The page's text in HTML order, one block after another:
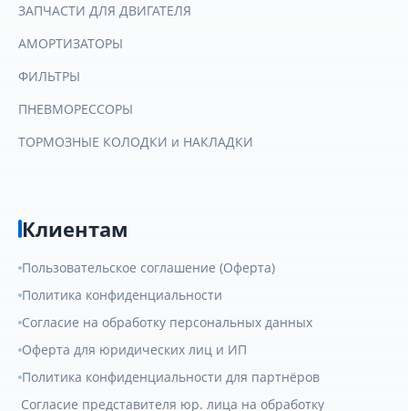
ЗАПЧАСТИ ДЛЯ ДВИГАТЕЛЯ
АМОРТИЗАТОРЫ
ФИЛЬТРЫ
ПНЕВМОРЕССОРЫ
ТОРМОЗНЫЕ КОЛОДКИ и НАКЛАДКИ
Клиентам
Пользовательское соглашение (Оферта)
Политика конфиденциальности
Согласие на обработку персональных данных
Оферта для юридических лиц и ИП
Политика конфиденциальности для партнёров
Согласие представителя юр. лица на обработку